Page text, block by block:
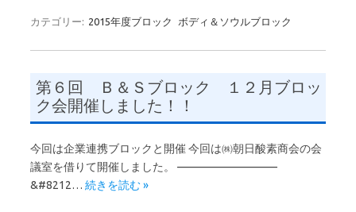
カテゴリー: 2015年度ブロック ボディ＆ソウルブロック
第６回 Ｂ＆Ｓブロック １２月ブロッ
ク会開催しました！！
今回は企業連携ブロックと開催 今回は㈱朝日酸素商会の会
議室を借りて開催しました。 —————————
&#8212… 続きを読む »